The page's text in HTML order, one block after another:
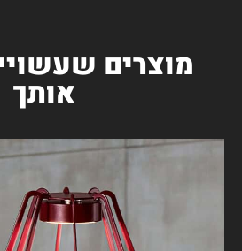
מוצרים
אותך